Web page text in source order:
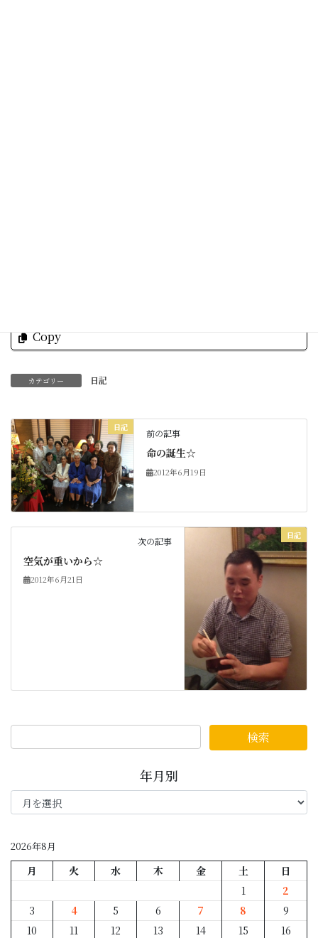
Copy
カテゴリー 日記
日記
前の記事
命の誕生☆
2012年6月19日
日記
次の記事
空気が重いから☆
2012年6月21日
年月別
年
月
2026年8月
月 火 水 木 金 土
日
1
2
3
4 5 6 7 8
9
10
11 12 13 14 15
16